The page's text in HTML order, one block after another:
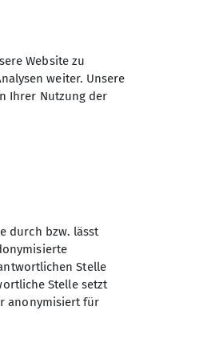
des Deutschen
e.V.
Website zu
weiter. Unsere
Ihrer Nutzung der
durch bzw. lässt
Stelle
Stelle setzt
anonymisiert für